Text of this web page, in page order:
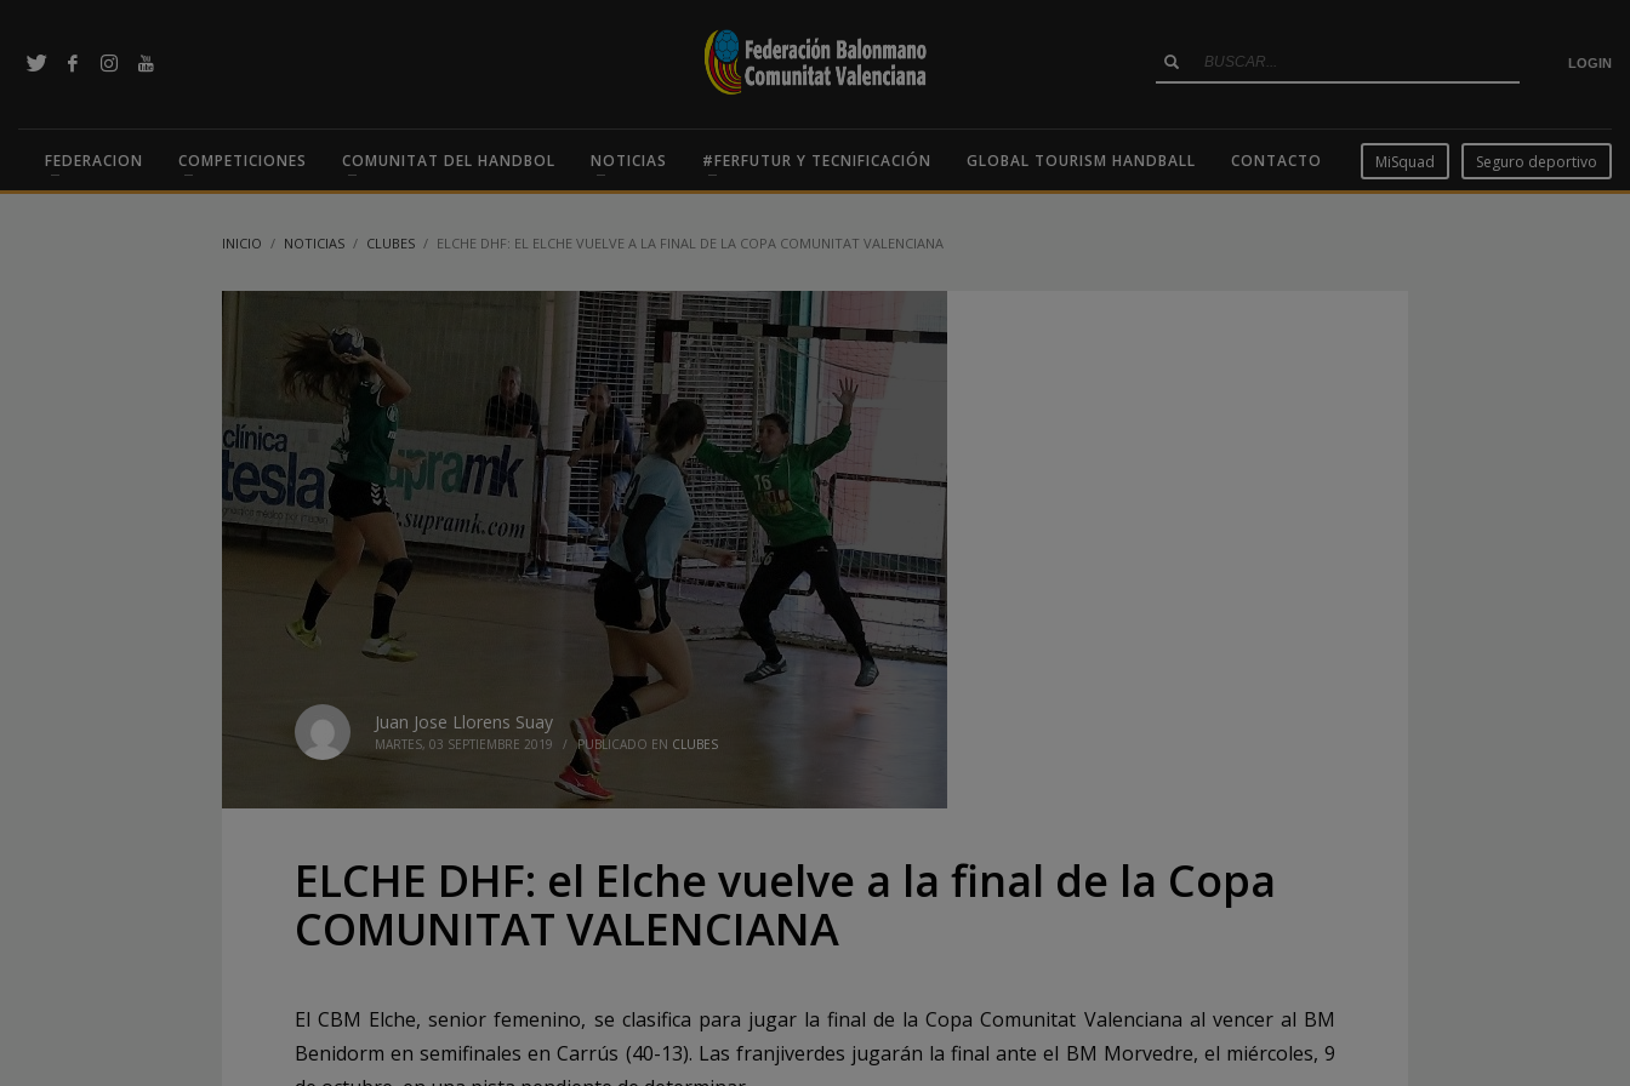
LOGIN
FEDERACION COMPETICIONES COMUNITAT DEL HANDBOL NOTICIAS #FERFUTUR Y TECNIFICACIÓN GLOBAL TOURISM HANDBALL CONTACTO MiSquad Seguro deportivo
INICIO NOTICIAS CLUBES ELCHE DHF: EL ELCHE VUELVE A LA FINAL DE LA COPA COMUNITAT VALENCIANA
Juan Jose Llorens Suay
MARTES, 03 SEPTIEMBRE 2019 / PUBLICADO EN CLUBES
ELCHE DHF: el Elche vuelve a la final de la Copa
COMUNITAT VALENCIANA
El CBM Elche, senior femenino, se clasifica para jugar la final de la Copa Comunitat Valenciana al vencer al BM
Benidorm en semifinales en Carrús (40-13). Las franjiverdes jugarán la final ante el BM Morvedre, el miércoles, 9